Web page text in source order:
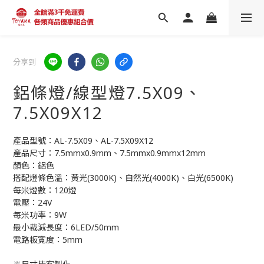
分享到
鋁條燈/線型燈7.5X09、
7.5X09X12
產品型號：AL-7.5X09、AL-7.5X09X12
產品尺寸：7.5mmx0.9mm、7.5mmx0.9mmx12mm
顏色：鋁色
搭配燈條色溫：黃光(3000K)、自然光(4000K)、白光(6500K)
每米燈數：120燈
電壓：24V
每米功率：9W
最小裁減長度：6LED/50mm
電路板寬度：5mm